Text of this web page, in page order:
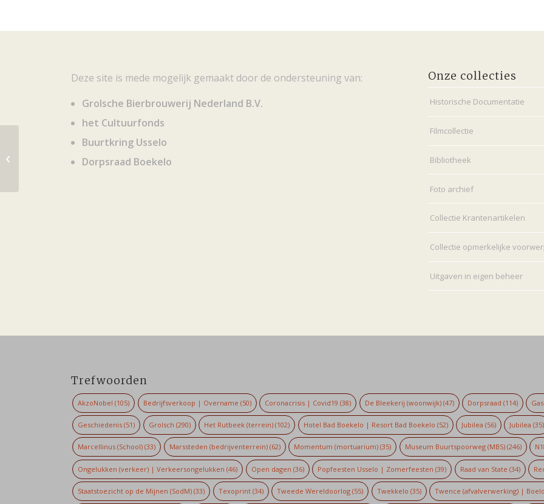
Deze site is mede mogelijk gemaakt door de ondersteuning van:
Grolsche Bierbrouwerij Nederland B.V.
het Cultuurfonds
Buurtkring Usselo
Dorpsraad Boekelo
Onze collecties
Historische Documentatie
Filmcollectie
Bibliotheek
Foto archief
Collectie Krantenartikelen
Collectie opmerkelijke
Uitgaven in eigen beheer
Trefwoorden
AkzoNobel (105) Bedrijfsverkoop | Overname (50) Coronacrisis | Covid19 (38) De Bleekerij (woonwijk)(47) Dorpsraad (114)
Geschiedenis (51) Grolsch (290) Het Rutbeek (terrein) (102) Hotel Bad Boekelo | Resort Bad Boekelo (52) Jubilea (56) Jubilea (35)
Marcellinus (School) (33) Marssteden (bedrijventerrein)(62) Momentum (mortuarium) (35) Museum Buurtspoorweg (MBS)(246)
Ongelukken (verkeer) | Verkeersongelukken (46) Open dagen (36) Popfeesten Usselo | Zomerfeesten (39) Raad van State (34)
Staatstoezicht op de Mijnen (SodM) (33) Texoprint(34) Tweede Wereldoorlog (55) Twekkelo (35) Twence (afvalverwerking) |
Kringen in het water: Alstätter Aa –
Buurserbeek – Schipbeek